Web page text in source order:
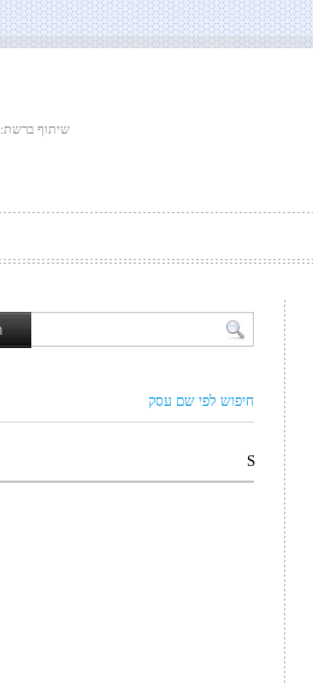
שיתוף ברשת:
חיפוש לפי שם עסק
S